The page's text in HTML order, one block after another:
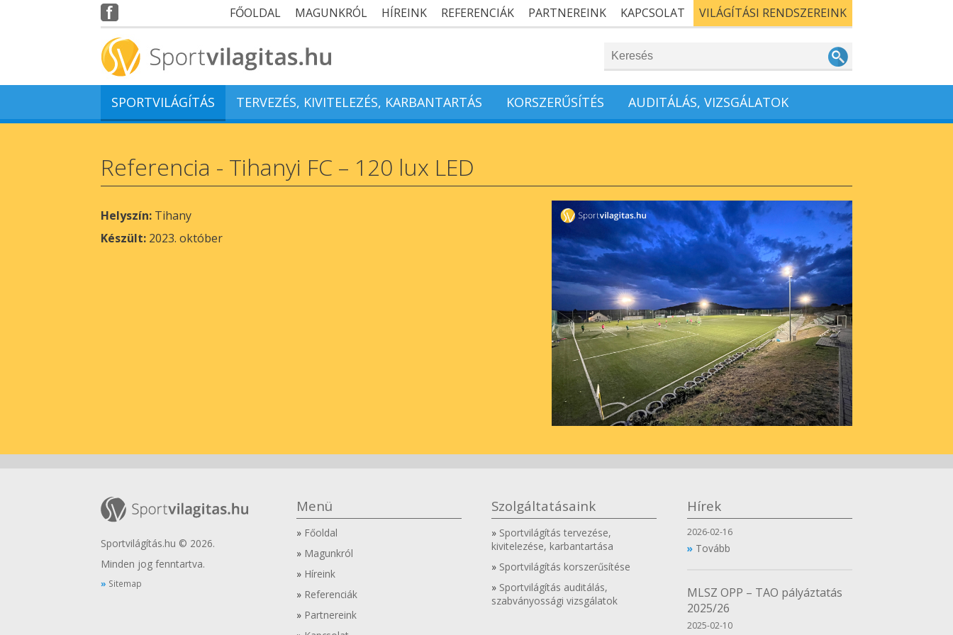
FŐOLDAL MAGUNKRÓL HÍREINK REFERENCIÁK PARTNEREINK KAPCSOLAT VILÁGÍTÁSI RENDSZEREINK
SPORTVILÁGÍTÁS TERVEZÉS, KIVITELEZÉS, KARBANTARTÁS KORSZERŰSÍTÉS AUDITÁLÁS, VIZSGÁLATOK
Referencia - Tihanyi FC – 120 lux LED
Helyszín: Tihany
Készült: 2023. október
Sportvilágítás.hu © 2026.
Minden jog fenntartva.
Sitemap
Menü
Főoldal
Magunkról
Híreink
Referenciák
Partnereink
Szolgáltatásaink
Sportvilágítás tervezése,
kivitelezése, karbantartása
Sportvilágítás korszerűsítése
Sportvilágítás auditálás,
szabványossági vizsgálatok
Hírek
2026-02-16
Tovább
MLSZ OPP – TAO pályáztatás
2025/26
2025-02-10